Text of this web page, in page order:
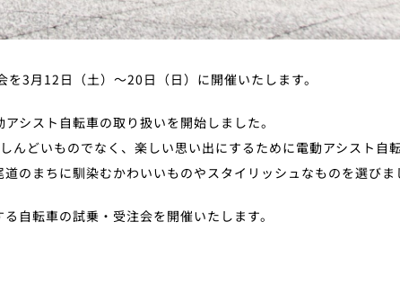
3月12日（土）〜20日（日）に開催いたします。
シスト自転車の取り扱いを開始しました。
どいものでなく、楽しい思い出にするために電動アシスト自転
のまちに馴染むかわいいものやスタイリッシュなものを選びま
自転車の試乗・受注会を開催いたします。